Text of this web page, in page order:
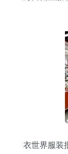
衣世界服装